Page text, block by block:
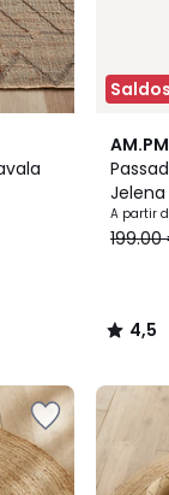
Saldos
AM.PM
Jelena
A partir
4,5
/ 5
4,5
/